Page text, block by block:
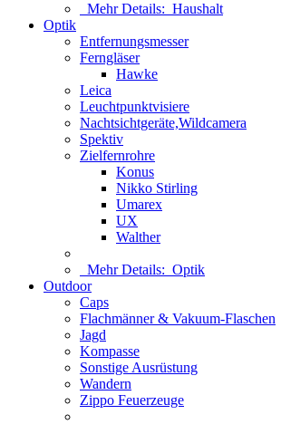
Mehr Details: Haushalt
Optik
Entfernungsmesser
Ferngläser
Hawke
Leica
Leuchtpunktvisiere
Nachtsichtgeräte,Wildcamera
Spektiv
Zielfernrohre
Konus
Nikko Stirling
Umarex
UX
Walther
Mehr Details: Optik
Outdoor
Caps
Flachmänner & Vakuum-Flaschen
Jagd
Kompasse
Sonstige Ausrüstung
Wandern
Zippo Feuerzeuge